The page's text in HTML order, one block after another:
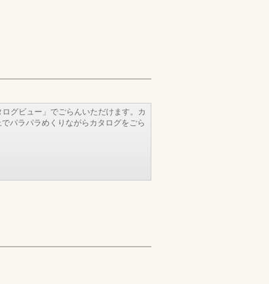
グビュー」でごらんいただけます。カ
パラパラめくりながらカタログをごら